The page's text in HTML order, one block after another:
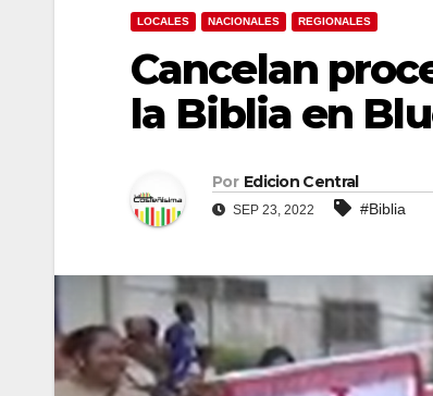
LOCALES NACIONALES REGIONALES
Cancelan
la Biblia en
Por Edicion Central
SEP 23, 2022 #Biblia